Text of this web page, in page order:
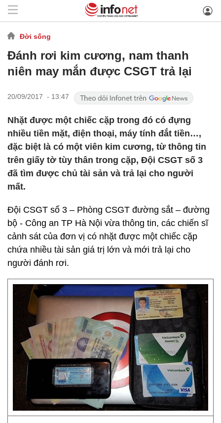
Đời sống
Đánh rơi kim cương, nam thanh
niên may mắn được CSGT trả lại
20/09/2017 - 13:47
Nhặt được một chiếc cặp trong đó có đựng
nhiều tiền mặt, điện thoại, máy tính đắt tiền…,
đặc biệt là có một viên kim cương, từ thông tin
trên giấy tờ tùy thân trong cặp, Đội CSGT số 3
đã tìm được chủ tài sản và trả lại cho người
mất.
Đội CSGT số 3 – Phòng CSGT đường sắt – đường
bộ - Công an TP Hà Nội vừa thông tin, các chiến sĩ
cảnh sát của đơn vị có nhặt được một chiếc cặp
chứa nhiều tài sản giá trị lớn và mới trả lại cho
người đánh rơi.